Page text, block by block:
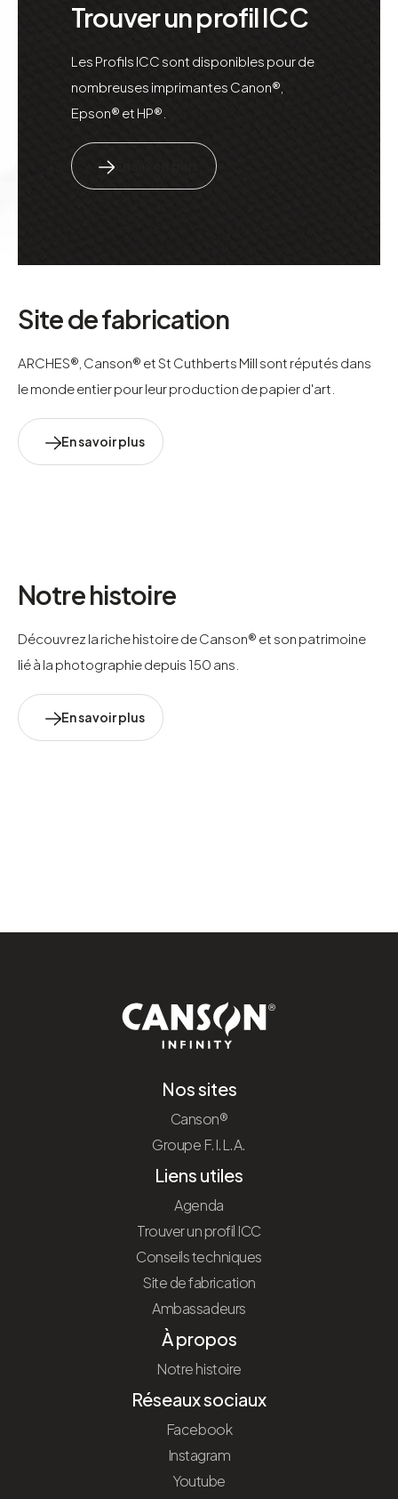
Trouver un profil ICC
Les Profils ICC sont disponibles pour de
nombreuses imprimantes Canon®,
Epson® et HP®.
Site de fabrication
ARCHES®, Canson® et St Cuthberts Mill sont réputés dans
le monde entier pour leur production de papier d'art.
En savoir plus
Notre histoire
Découvrez la riche histoire de Canson® et son patrimoine
lié à la photographie depuis 150 ans.
En savoir plus
Nos sites
Canson®
Groupe F.I.L.A.
Liens utiles
Agenda
Trouver un profil ICC
Conseils techniques
Site de fabrication
Ambassadeurs
À propos
Notre histoire
Réseaux sociaux
Facebook
Instagram
Youtube